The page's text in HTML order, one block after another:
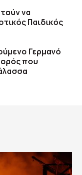
να
Παιδικός
Γερμανό
που